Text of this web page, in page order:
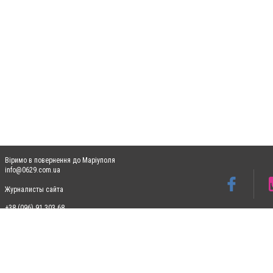
Віримо в повернення до Маріуполя
info@0629.com.ua
Журналисты сайта
+38 (096) 91 303 68